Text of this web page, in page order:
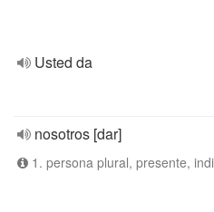
Usted da
nosotros [dar]
1. persona plural, presente,